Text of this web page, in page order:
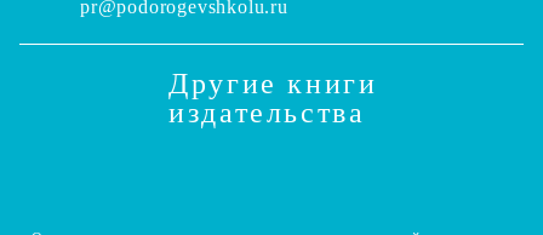
pr@podorogevshkolu.ru
Другие книги
издательства